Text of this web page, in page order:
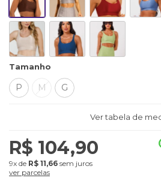
Tamanho
P M G
Ver tabela de
R$ 104,90
9x de R$ 11,66 sem juros
ver parcelas